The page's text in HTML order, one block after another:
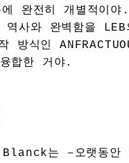
완전히 개별적이
역사와 완벽함을
방식인
합한 거야.
는 –오랫동안